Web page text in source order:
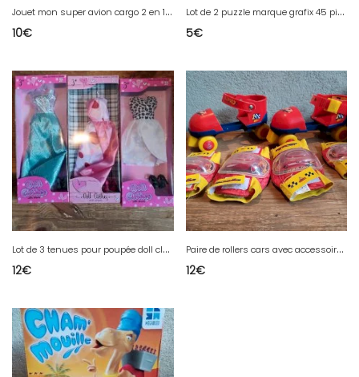
J
ouet mon super avion cargo 2 en 1 en bon état
10€
L
ot de 2 puzzle marque grafix 45 pièces
5€
L
ot de 3 tenues pour poupée doll clothes neuve
12€
P
aire de rollers cars avec accessoires en bon état
12€